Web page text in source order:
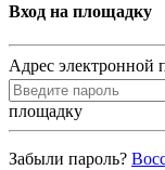
Вход на площадку
Адрес электронной
площадку
Забыли пароль?